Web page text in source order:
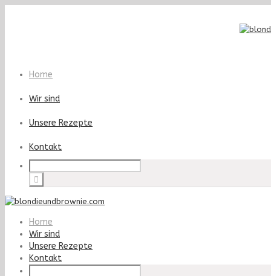
Home
Wir sind
Unsere Rezepte
Kontakt
Home
Wir sind
Unsere Rezepte
Kontakt